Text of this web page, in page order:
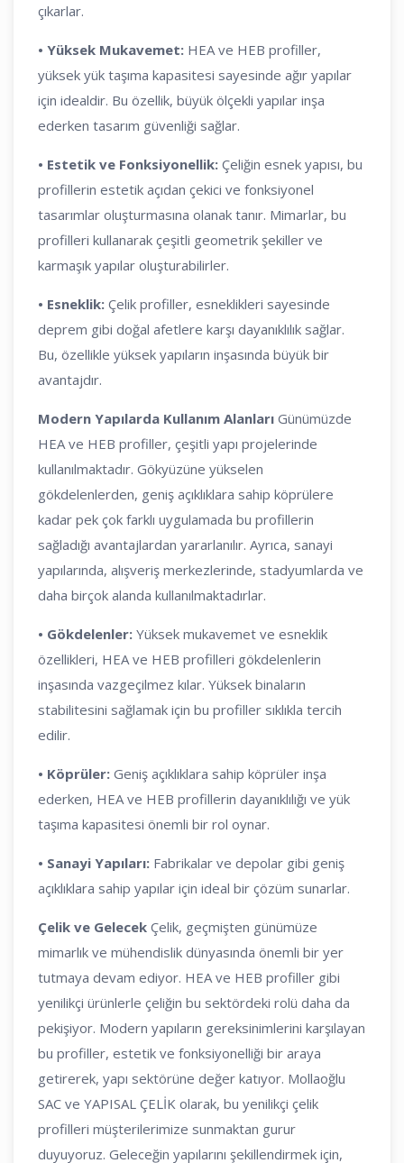
çıkarlar.
• Yüksek Mukavemet: HEA ve HEB profiller,
yüksek yük taşıma kapasitesi sayesinde ağır yapılar
için idealdir. Bu özellik, büyük ölçekli yapılar inşa
ederken tasarım güvenliği sağlar.
• Estetik ve Fonksiyonellik: Çeliğin esnek yapısı, bu
profillerin estetik açıdan çekici ve fonksiyonel
tasarımlar oluşturmasına olanak tanır. Mimarlar, bu
profilleri kullanarak çeşitli geometrik şekiller ve
karmaşık yapılar oluşturabilirler.
• Esneklik: Çelik profiller, esneklikleri sayesinde
deprem gibi doğal afetlere karşı dayanıklılık sağlar.
Bu, özellikle yüksek yapıların inşasında büyük bir
avantajdır.
Modern Yapılarda Kullanım Alanları Günümüzde
HEA ve HEB profiller, çeşitli yapı projelerinde
kullanılmaktadır. Gökyüzüne yükselen
gökdelenlerden, geniş açıklıklara sahip köprülere
kadar pek çok farklı uygulamada bu profillerin
sağladığı avantajlardan yararlanılır. Ayrıca, sanayi
yapılarında, alışveriş merkezlerinde, stadyumlarda ve
daha birçok alanda kullanılmaktadırlar.
• Gökdelenler: Yüksek mukavemet ve esneklik
özellikleri, HEA ve HEB profilleri gökdelenlerin
inşasında vazgeçilmez kılar. Yüksek binaların
stabilitesini sağlamak için bu profiller sıklıkla tercih
edilir.
• Köprüler: Geniş açıklıklara sahip köprüler inşa
ederken, HEA ve HEB profillerin dayanıklılığı ve yük
taşıma kapasitesi önemli bir rol oynar.
• Sanayi Yapıları: Fabrikalar ve depolar gibi geniş
açıklıklara sahip yapılar için ideal bir çözüm sunarlar.
Çelik ve Gelecek Çelik, geçmişten günümüze
mimarlık ve mühendislik dünyasında önemli bir yer
tutmaya devam ediyor. HEA ve HEB profiller gibi
yenilikçi ürünlerle çeliğin bu sektördeki rolü daha da
pekişiyor. Modern yapıların gereksinimlerini karşılayan
bu profiller, estetik ve fonksiyonelliği bir araya
getirerek, yapı sektörüne değer katıyor. Mollaoğlu
SAC ve YAPISAL ÇELİK olarak, bu yenilikçi çelik
profilleri müşterilerimize sunmaktan gurur
duyuyoruz. Geleceğin yapılarını şekillendirmek için,